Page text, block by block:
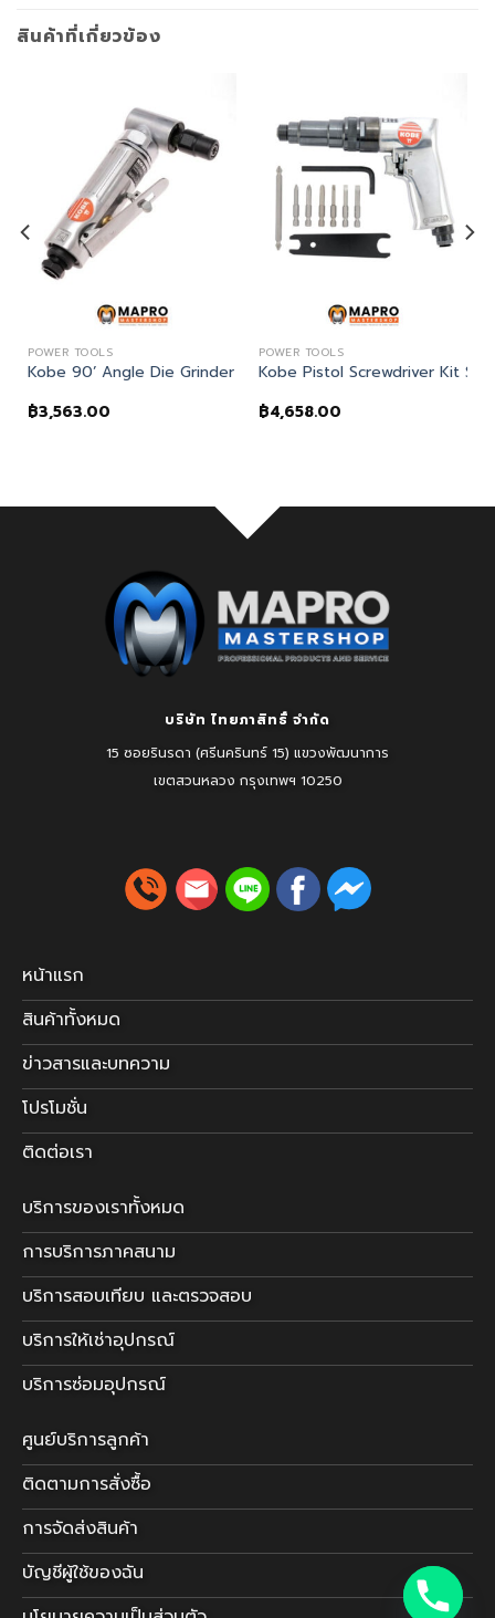
สินค้าที่เกี่ยวข้อง
POWER TOOLS
Kobe 90’ Angle Die Grinder เครื่องเจียรลมแบบคองอ
฿3,563.00
POWER TOOLS
Kobe Pistol Screwdriver Kit
฿4,658.00
ดสกัดลม
บริษัท ไทยภาสิทธิ์ จำกัด
15 ซอยรินรดา (ศรีนครินทร์ 15) แขวงพัฒนาการ
เขตสวนหลวง กรุงเทพฯ 10250
หน้าแรก
สินค้าทั้งหมด
ข่าวสารและบทความ
โปรโมชั่น
ติดต่อเรา
บริการของเราทั้งหมด
การบริการภาคสนาม
บริการสอบเทียบ และตรวจสอบ
บริการให้เช่าอุปกรณ์
บริการซ่อมอุปกรณ์
ศูนย์บริการลูกค้า
ติดตามการสั่งซื้อ
การจัดส่งสินค้า
บัญชีผู้ใช้ของฉัน